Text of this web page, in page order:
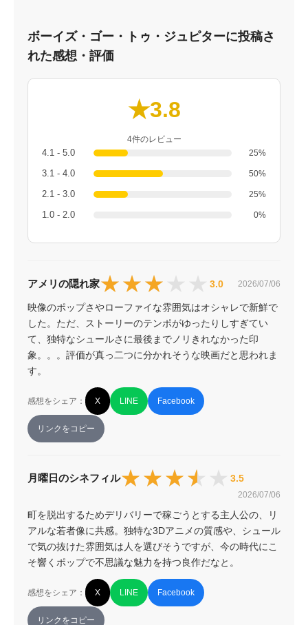
ボーイズ・ゴー・トゥ・ジュピターに投稿さ
れた感想・評価
★3.8
4件のレビュー
4.1 - 5.0 25%
3.1 - 4.0 50%
2.1 - 3.0 25%
1.0 - 2.0 0%
アメリの隠れ家★★★★★
★★★★★ 3.0 2026/07/06
映像のポップさやローファイな雰囲気はオシャレで新鮮で
した。ただ、ストーリーのテンポがゆったりしすぎてい
て、独特なシュールさに最後までノリきれなかった印
象。。。評価が真っ二つに分かれそうな映画だと思われま
す。
感想をシェア： X LINE Facebook
リンクをコピー
月曜日のシネフィル★★★★★
★★★★★ 3.5
2026/07/06
町を脱出するためデリバリーで稼ごうとする主人公の、リ
アルな若者像に共感。独特な3Dアニメの質感や、シュール
で気の抜けた雰囲気は人を選びそうですが、今の時代にこ
そ響くポップで不思議な魅力を持つ良作だなと。
感想をシェア： X LINE Facebook
リンクをコピー